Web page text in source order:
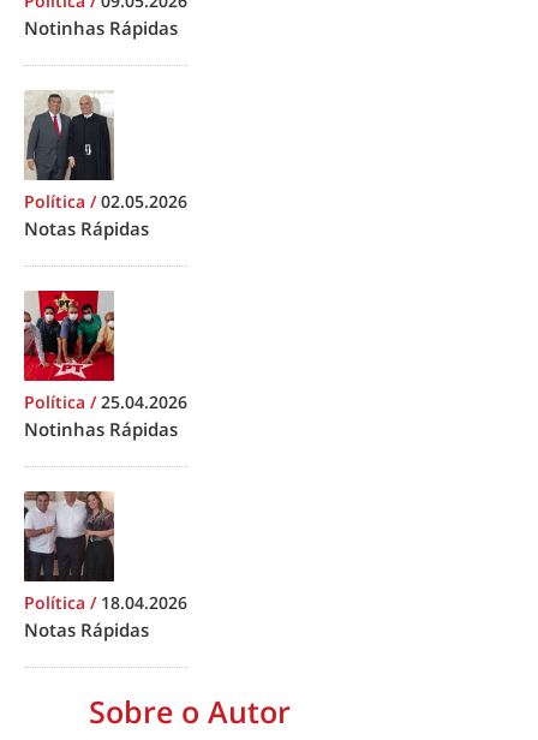
Notinhas Rápidas
Política /02.05.2026
Notas Rápidas
Política /25.04.2026
Notinhas Rápidas
Política / 18.04.2026
Notas Rápidas
Sobre o Autor